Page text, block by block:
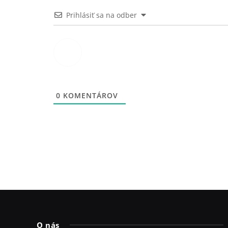
Prihlásiť sa na odber
0 KOMENTÁROV
O nás